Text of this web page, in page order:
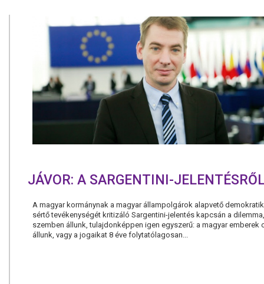
JÁVOR: A SARGENTINI-
A magyar kormánynak a magyar állampolgárok alapvető
sértő tevékenységét kritizáló Sargentini-jelentés kapcsán a
szemben állunk, tulajdonképpen igen egyszerű: a magyar emberek
állunk, vagy a jogaikat 8 éve folytatólagosan...